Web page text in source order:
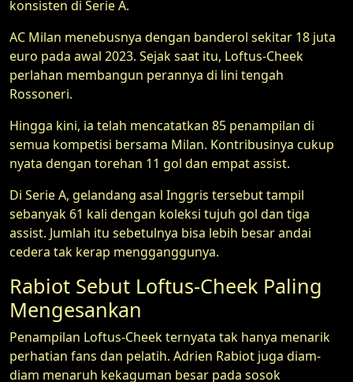
konsisten di Serie A.
AC Milan menebusnya dengan banderol sekitar 18 juta
euro pada awal 2023. Sejak saat itu, Loftus-Cheek
perlahan membangun perannya di lini tengah
Rossoneri.
Hingga kini, ia telah mencatatkan 85 penampilan di
semua kompetisi bersama Milan. Kontribusinya cukup
nyata dengan torehan 11 gol dan empat assist.
Di Serie A, gelandang asal Inggris tersebut tampil
sebanyak 61 kali dengan koleksi tujuh gol dan tiga
assist. Jumlah itu sebetulnya bisa lebih besar andai
cedera tak kerap mengganggunya.
Rabiot Sebut Loftus-Cheek Paling
Mengesankan
Penampilan Loftus-Cheek ternyata tak hanya menarik
perhatian fans dan pelatih. Adrien Rabiot juga diam-
diam menaruh kekaguman besar pada sosok